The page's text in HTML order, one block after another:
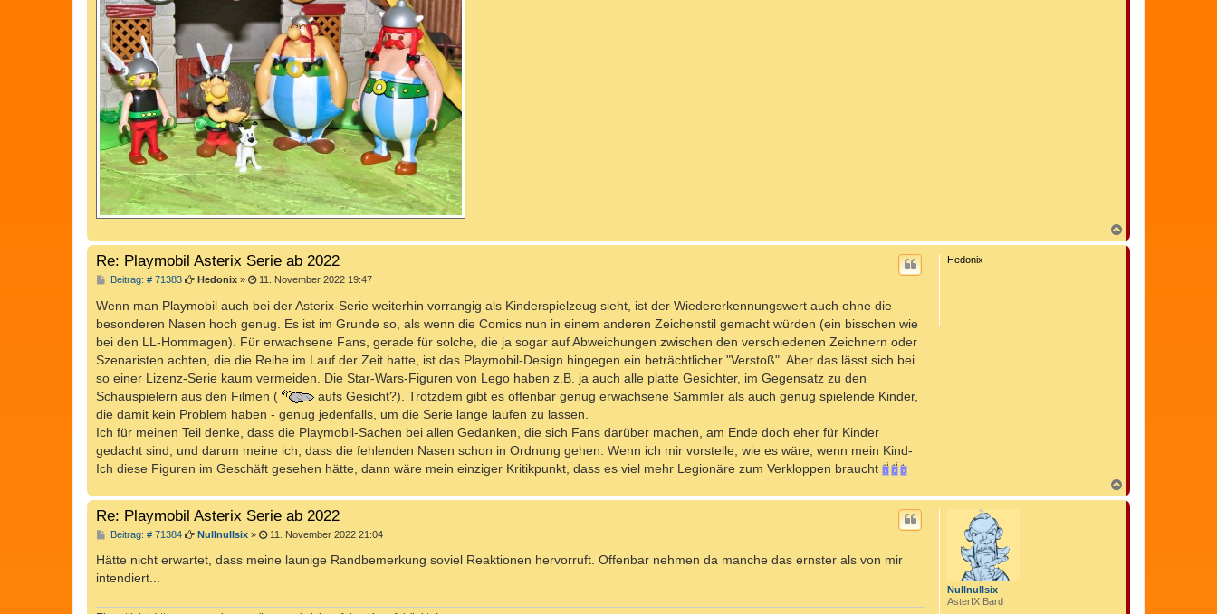
a
c
Hedonix
Re: Playmobil Asterix Serie ab 2022
Beitrag: # 71383B
i
t
r
g
Hedonix» 11. November 2022 19:47
Wenn man Playmobil auch bei der Asterix-Serie weiterhin vorrangig als Kinderspielzeug sieht, ist der Wiedererkennungswert auch ohne die
besonderen Nasen hoch genug. Es ist im Grunde so, als wenn die Comics nun in einem anderen Zeichenstil gemacht würden (ein bisschen wie
bei den LL-Hommagen). Für erwachsene Fans, gerade für solche, die ja sogar auf Abweichungen zwischen den verschiedenen Zeichnern oder
Szenaristen achten, die die Reihe im Lauf der Zeit hatte, ist das Playmobil-Design hingegen ein beträchtlicher "Verstoß". Aber das lässt sich bei
so einer Lizenz-Serie kaum vermeiden. Die Star-Wars-Figuren von Lego haben z.B. ja auch alle platte Gesichter, im Gegensatz zu den
Schauspielern aus den Filmen (
aufs Gesicht?). Trotzdem gibt es offenbar genug erwachsene Sammler als auch genug spielende Kinder,
die damit kein Problem haben - genug jedenfalls, um die Serie lange laufen zu lassen.
Ich für meinen Teil denke, dass die Playmobil-Sachen bei allen Gedanken, die sich Fans darüber machen, am Ende doch eher für Kinder
gedacht sind, und darum meine ich, dass die fehlenden Nasen schon in Ordnung gehen. Wenn ich mir vorstelle, wie es wäre, wenn mein Kind-
Ich diese Figuren im Geschäft gesehen hätte, dann wäre mein einziger Kritikpunkt, dass es viel mehr Legionäre zum Verkloppen braucht
a
c
Nullnullsix
AsterIX Bard
Re: Playmobil Asterix Serie ab 2022
Beitrag: # 71384B
i
Nullnullsix» 11. November 2022 21:04
Hätte nicht erwartet, dass meine launige Randbemerkung soviel Reaktionen hervorruft. Offenbar nehmen da manche das ernster als von mir
intendiert...